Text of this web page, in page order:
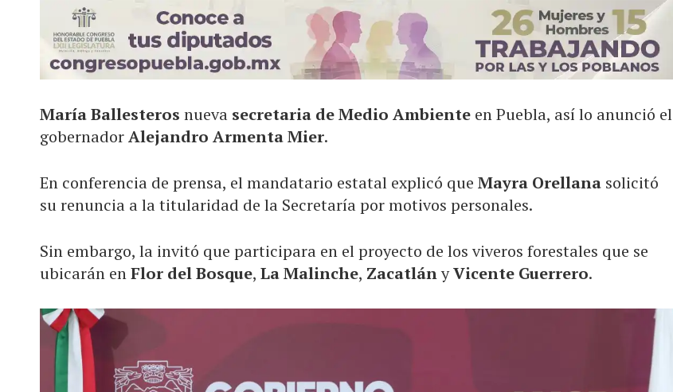
María Ballesteros nueva secretaria de Medio Ambiente en Puebla, así lo anunció el
gobernadorAlejandro Armenta Mier.
En conferencia de prensa, el mandatario estatal explicó que Mayra Orellana solicitó
su renuncia a la titularidad de la Secretaría por motivos personales.
Sin embargo, la invitó que participara en el proyecto de los viveros forestales que se
ubicarán enFlor del Bosque, La Malinche, ZacatlányVicente Guerrero.